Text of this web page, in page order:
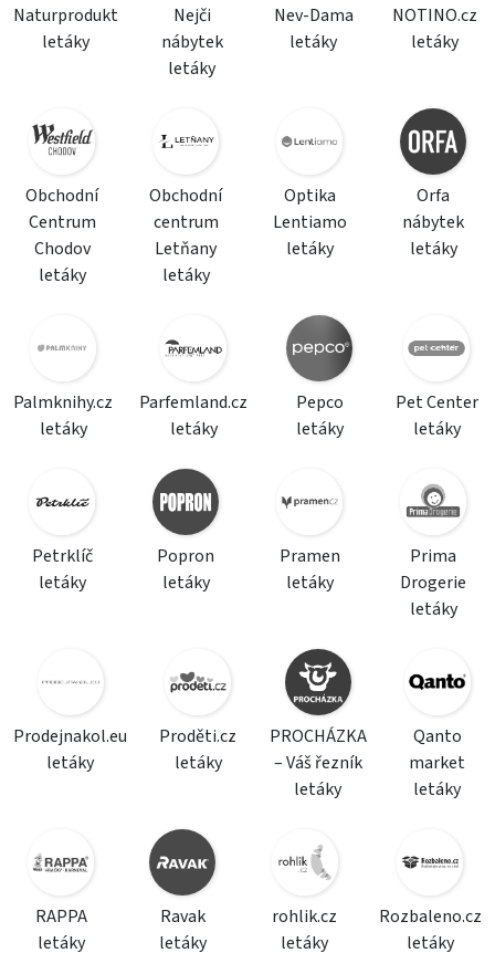
Naturprodukt
letáky
Nejči
nábytek
letáky
Nev-Dama
letáky
NOTINO.cz
letáky
Obchodní
Centrum
Chodov
letáky
Obchodní
centrum
Letňany
letáky
Optika
Lentiamo
letáky
Orfa
nábytek
letáky
Palmknihy.cz
letáky
Parfemland.cz
letáky
Pepco
letáky
Pet Center
letáky
Petrklíč
letáky
Popron
letáky
Pramen
letáky
Prima
Drogerie
letáky
Prodejnakol.eu
letáky
Proděti.cz
letáky
PROCHÁZKA
– Váš řezník
letáky
Qanto
market
letáky
RAPPA
letáky
Ravak
letáky
rohlik.cz
letáky
Rozbaleno.cz
letáky